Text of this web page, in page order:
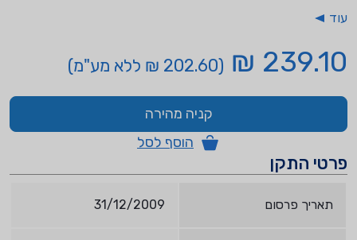
עוד
239.10 ₪ (202.60 ₪ ללא מע"מ)
קניה מהירה
הוסף לסל
פרטי התקן
תאריך פרסום 31/12/2009